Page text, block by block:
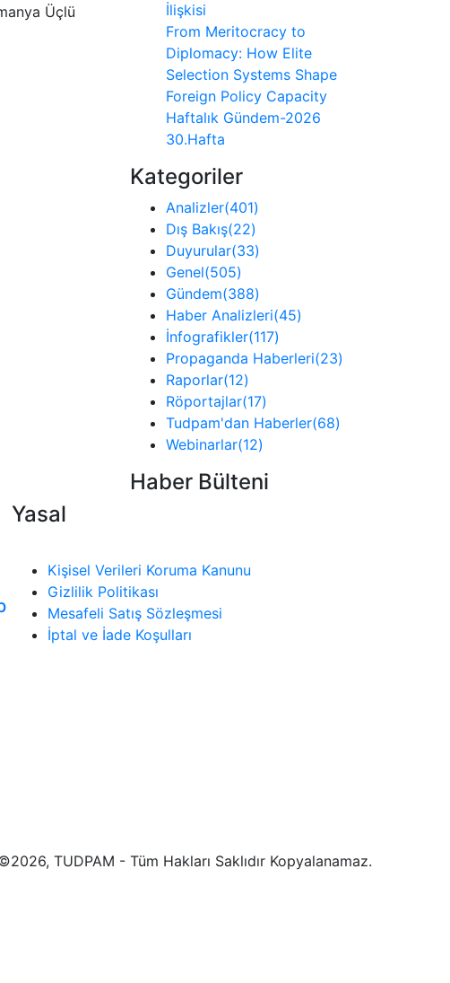
Üçlü
İlişkisi
From Meritocracy to
Diplomacy: How Elite
Selection Systems Shape
Foreign Policy Capacity
Haftalık Gündem-2026
30.Hafta
Kategoriler
Analizler(401)
Dış Bakış(22)
Duyurular(33)
Genel(505)
Gündem(388)
Haber Analizleri(45)
İnfografikler(117)
Propaganda Haberleri(23)
Raporlar(12)
Röportajlar(17)
Tudpam'dan Haberler(68)
Webinarlar(12)
Haber Bülteni
Yasal
Kişisel Verileri Koruma Kanunu
Gizlilik Politikası
Mesafeli Satış Sözleşmesi
İptal ve İade Koşulları
TUDPAM - Tüm Hakları Saklıdır Kopyalanamaz.